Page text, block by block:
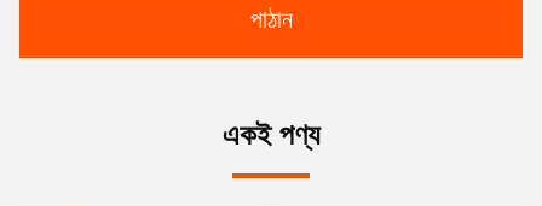
পাঠান
একই পণ্য